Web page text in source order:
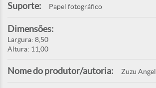
Suporte: Papel fotográfico
Dimensões:
Largura: 8,50
Altura: 11,00
Nome do produtor/autoria: Zuzu Angel